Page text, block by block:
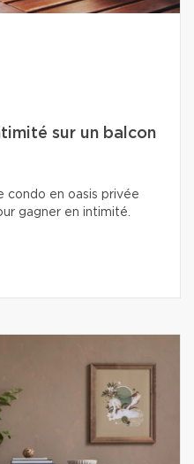
sur un balcon
condo en oasis privée
gagner en intimité.